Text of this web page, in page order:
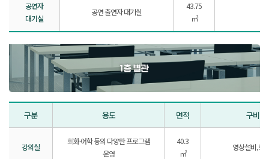
공연자
대기실
공연 출연자 대기실
43.75
㎡
구분 용도 면적 구비
강의실
회화·어학 등의 다양한 프로그램
운영
40.3
㎡
영상설비, 화